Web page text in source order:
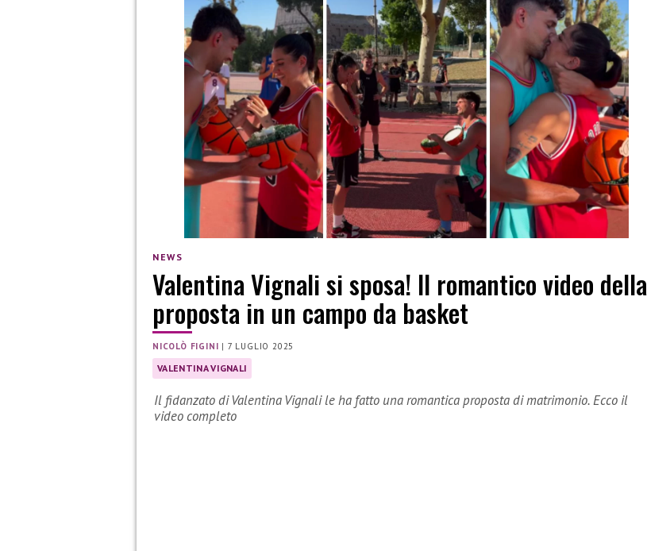
NEWS
Valentina Vignali si sposa! Il romantico video della
proposta in un campo da basket
NICOLÒ FIGINI | 7 LUGLIO 2025
VALENTINA VIGNALI
Il fidanzato di Valentina Vignali le ha fatto una romantica proposta di matrimonio. Ecco il
video completo